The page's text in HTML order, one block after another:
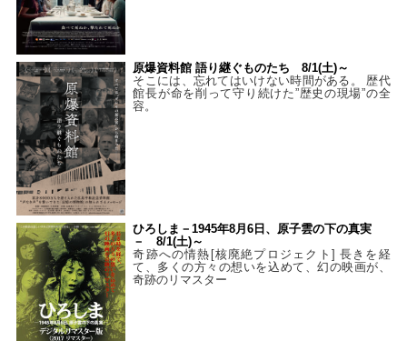
原爆資料館 語り継ぐものたち 8/1(土)～
そこには、忘れてはいけない時間がある。 歴代
館長が命を削って守り続けた”歴史の現場”の全
容。
ひろしま－1945年8月6日、原子雲の下の真実
－ 8/1(土)～
奇跡への情熱[核廃絶プロジェクト] 長きを経
て、多くの方々の想いを込めて、幻の映画が、
奇跡のリマスター